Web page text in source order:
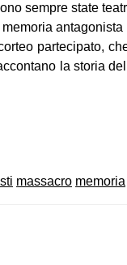
sempre state
antagonista
partecipato,
la storia
massacro memoria